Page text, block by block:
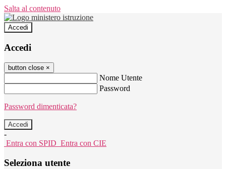
Salta al contenuto
Accedi
Accedi
button close ×
Nome Utente
Password
Password dimenticata?
-
Entra con SPID Entra con CIE
Seleziona utente